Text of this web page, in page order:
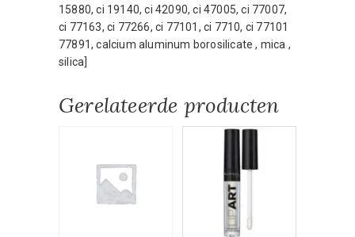
15880, ci 19140, ci 42090, ci 47005, ci 77007,
ci 77163, ci 77266, ci 77101, ci 7710, ci 77101
77891, calcium aluminum borosilicate , mica ,
silica]
Gerelateerde producten